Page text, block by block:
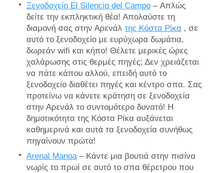
Ξενοδοχείο El Silencio del Campo– Απλώς
δείτε την εκπληκτική θέα! Απολαύστε τη
διαμονή σας στην Αρενάλ της Κόστα Ρίκα, σε
αυτό το ξενοδοχείο με ευρύχωρα δωμάτια,
δωρεάν wifi και κήπο! Θέλετε μερικές ώρες
χαλάρωσης στις θερμές πηγές; Δεν χρειάζεται
να πάτε κάπου αλλού, επειδή αυτό το
ξενοδοχείο διαθέτει πηγές και κέντρο σπα. Σας
προτείνω να κάνετε κράτηση σε ξενοδοχεία
στην Αρενάλ το συντομότερο δυνατό! Η
δημοτικότητα της Κόστα Ρίκα αυξάνεται
καθημερινά και αυτά τα ξενοδοχεία συνήθως
πηγαίνουν πρώτα!
Arenal Manoa– Κάντε μια βουτιά στην πισίνα
νωρίς το πρωί σε αυτό το σπα θέρετρου που